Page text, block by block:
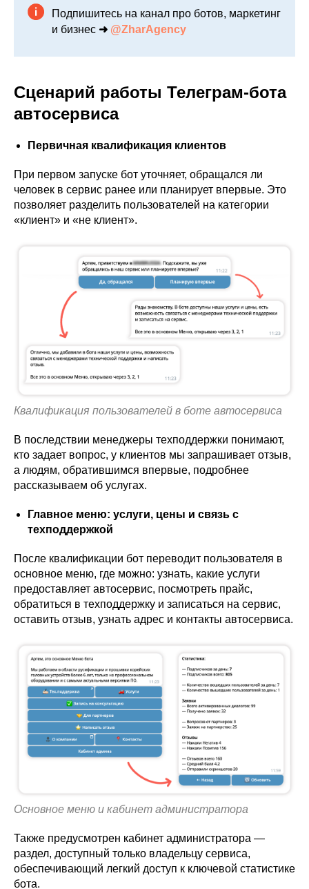
Подпишитесь на канал про ботов, маркетинг
и бизнес ➜ @ZharAgency
Сценарий работы Телеграм-бота
автосервиса
Первичная квалификация клиентов
При первом запуске бот уточняет, обращался ли
человек в сервис ранее или планирует впервые. Это
позволяет разделить пользователей на категории
«клиент» и «не клиент».
Квалификация пользователей в боте автосервиса
В последствии менеджеры техподдержки понимают,
кто задает вопрос, у клиентов мы запрашивает отзыв,
а людям, обратившимся впервые, подробнее
рассказываем об услугах.
Главное меню: услуги, цены и связь с
техподдержкой
После квалификации бот переводит пользователя в
основное меню, где можно: узнать, какие услуги
предоставляет автосервис, посмотреть прайс,
обратиться в техподдержку и записаться на сервис,
оставить отзыв, узнать адрес и контакты автосервиса.
Основное меню и кабинет администратора
Также предусмотрен кабинет администратора —
раздел, доступный только владельцу сервиса,
обеспечивающий легкий доступ к ключевой статистике
бота.